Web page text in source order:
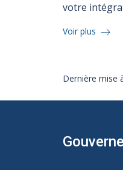
votre
Voir plus
Dernière mise